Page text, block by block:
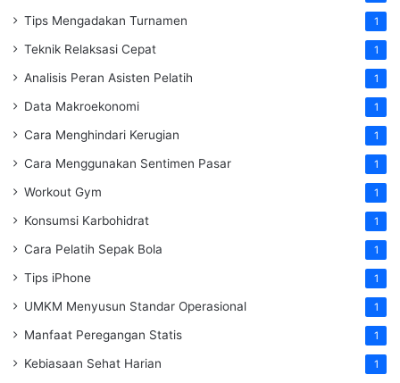
Tips Mengadakan Turnamen 1
Teknik Relaksasi Cepat 1
Analisis Peran Asisten Pelatih 1
Data Makroekonomi 1
Cara Menghindari Kerugian 1
Cara Menggunakan Sentimen Pasar 1
Workout Gym 1
Konsumsi Karbohidrat 1
Cara Pelatih Sepak Bola 1
Tips iPhone 1
UMKM Menyusun Standar Operasional 1
Manfaat Peregangan Statis 1
Kebiasaan Sehat Harian 1